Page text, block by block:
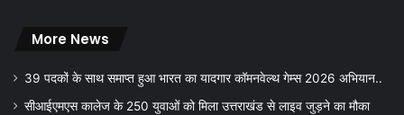
More News
39 पदकों के साथ समाप्त हुआ भारत का यादगार कॉमनवेल्थ गेम्स 2026 अभियान..
सीआईएमएस कालेज के 250 युवाओं को मिला उत्तराखंड से लाइव जुड़ने का मौका